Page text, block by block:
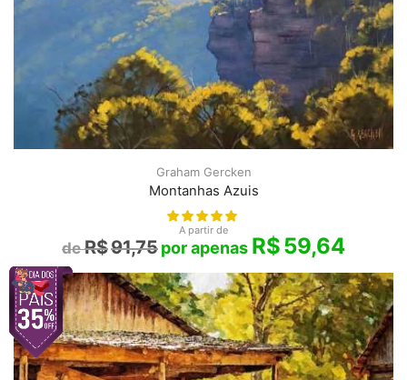
Graham Gercken
Montanhas Azuis
A partir de
R$91,75 R$59,64